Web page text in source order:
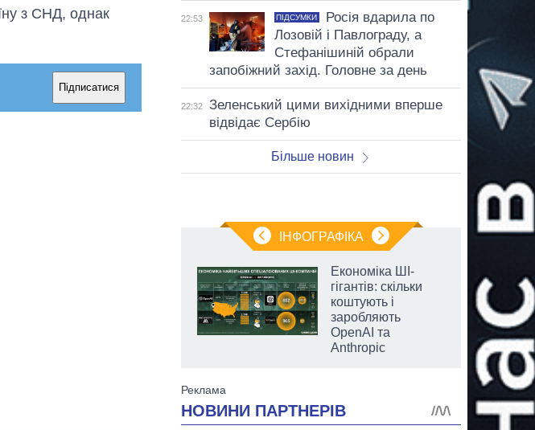
з СНД, однак
Підписатися
22:53 ПІДСУМКИ
Росія вдарила по
Лозовій і Павлограду, а
Стефанішиній обрали
запобіжний захід. Головне за день
22:32
Зеленський цими вихідними вперше
відвідає Сербію
Більше новин
ІНФОГРАФІКА
Економіка ШІ-
гігантів: скільки
коштують і
заробляють
OpenAI та
Anthropic